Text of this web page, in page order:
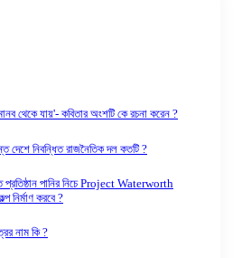
থেকে যায়'- কবিতার অংশটি কে রচনা করেন ?
দেশে নিবন্ধিত রাজনৈতিক দল কতটি ?
প্রতিষ্ঠান পানির নিচে Project Waterworth
নির্মাণ করবে ?
নাম কি ?